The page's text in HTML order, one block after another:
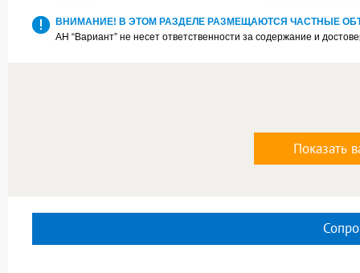
ВНИМАНИЕ! В ЭТОМ РАЗДЕЛЕ РАЗМЕЩАЮТСЯ ЧАСТНЫЕ
АН “Вариант” не несет ответственности за содержание и
Показать